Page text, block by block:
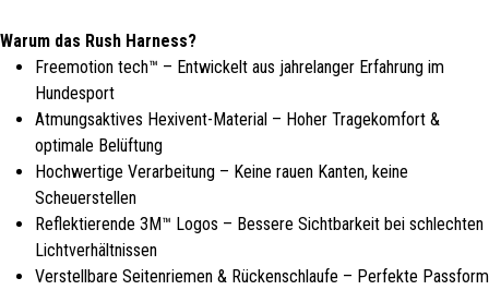
Warum das Rush Harness?
Freemotion tech™ – Entwickelt aus jahrelanger Erfahrung im
Hundesport
Atmungsaktives Hexivent-Material – Hoher Tragekomfort &
optimale Belüftung
Hochwertige Verarbeitung – Keine rauen Kanten, keine
Scheuerstellen
Reflektierende 3M™ Logos – Bessere Sichtbarkeit bei schlechten
Lichtverhältnissen
Verstellbare Seitenriemen & Rückenschlaufe – Perfekte Passform